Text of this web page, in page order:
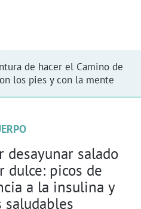
de hacer el Camino de
los pies y con la mente
desayunar salado
dulce: picos de
a la insulina y
saludables